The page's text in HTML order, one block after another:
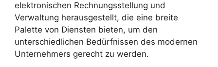
elektronischen Rechnungsstellung und
Verwaltung herausgestellt, die eine breite
Palette von Diensten bieten, um den
unterschiedlichen Bedürfnissen des modernen
Unternehmers gerecht zu werden.